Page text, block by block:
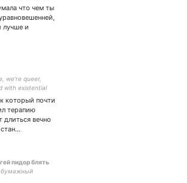
что чем ты
лучше и
we‘re queer,
with existential
с 🥰💜|
который почти
терапию
длиться вечно
пидор блять
бумажный